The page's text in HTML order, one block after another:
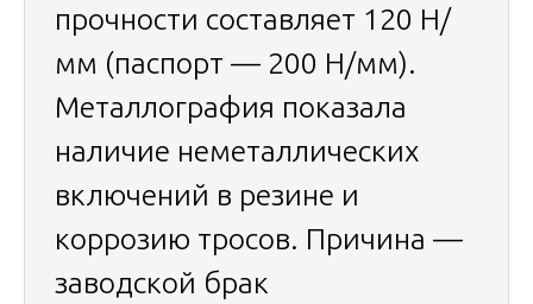
прочности составляет 120 Н/
мм (паспорт — 200 Н/мм).
Металлография показала
наличие неметаллических
включений в резине и
коррозию тросов. Причина —
заводской брак